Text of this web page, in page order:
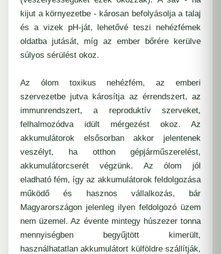
kijut a környezetbe - károsan befolyásolja a talaj
és a vizek pH-ját, lehetővé teszi nehézfémek
oldatba jutását, míg az ember bőrére kerülve
súlyos sérülést okoz.
Az ólom toxikus nehézfém, az emberi
szervezetbe jutva károsítja az érrendszert, az
immunrendszert, a reproduktív szerveket,
felhalmozódva idült mérgezést okoz. Az
akkumulátorok elsősorban akkor jelentenek
veszélyt, ha otthon gépjárműszerelést,
akkumulátorcserét végzünk. Az ólom jól
eladható fém, így az akkumulátorok feldolgozása
működő és hasznos vállalkozás, bár
Magyarországon jelenleg ilyen feldolgozó üzem
nem üzemel. Az évente mintegy húszezer tonna
mennyiségben begyűjtött kimerült,
használhatatlan akkumulátort külföldre szállítják,